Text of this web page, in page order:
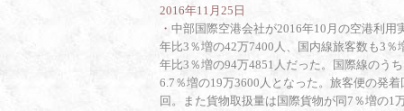
2016年11月25日
・ 中部国際空港会社が2016年10月の空港利
年比3％増の42万7400人、国内線旅客数も3
年比3％増の94万4851人だった。国際線のう
6.7％増の19万3600人となった。旅客便の発
回。また貨物取扱量は国際貨物が同7％増の1